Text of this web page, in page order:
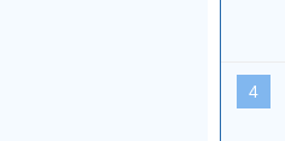
4